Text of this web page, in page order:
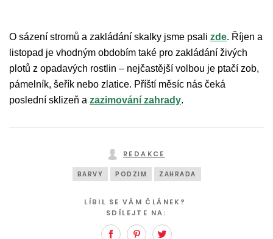
O sázení stromů a zakládání skalky jsme psali zde. Říjen a
listopad je vhodným obdobím také pro zakládání živých
plotů z opadavých rostlin – nejčastější volbou je ptačí zob,
pámelník, šeřík nebo zlatice. Příští měsíc nás čeká
poslední sklizeň a zazimování zahrady.
REDAKCE
BARVY PODZIM ZAHRADA
LÍBIL SE VÁM ČLÁNEK?
SDÍLEJTE NA:
FacebookPinterest